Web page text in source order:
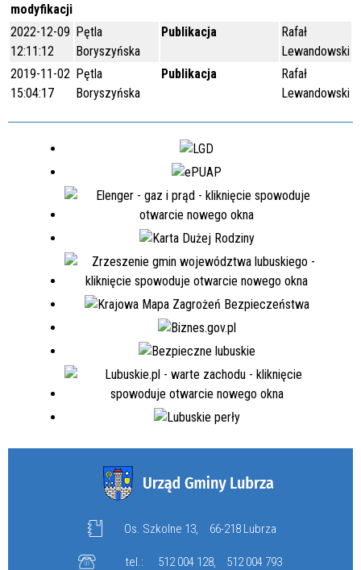
modyfikacji
2022-12-09
12:11:12
Pętla
Boryszyńska
Publikacja
Rafał
Lewandowski
2019-11-02
15:04:17
Pętla
Boryszyńska
Publikacja
Rafał
Lewandowski
Os. Szkolne 13, 66-218 Lubrza
tel.: 512 004 128, 512 004 793